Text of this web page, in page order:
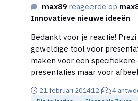
max89 reageerde op
Innovatieve nieuwe ideeën
Bedankt voor je reactie!
geweldige tool voor
maken voor een
presentaties maar voor
powerpoint kun slepen en
21 februari 201412 j 4